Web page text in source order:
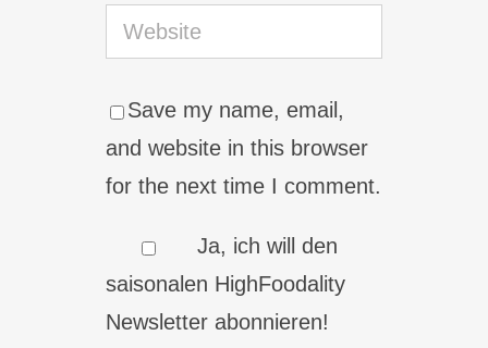
Save my name, email,
and website in this browser
for the next time I comment.
Ja, ich will den
saisonalen HighFoodality
Newsletter abonnieren!